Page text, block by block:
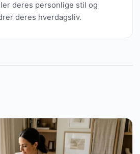
deres personlige stil og
deres hverdagsliv.